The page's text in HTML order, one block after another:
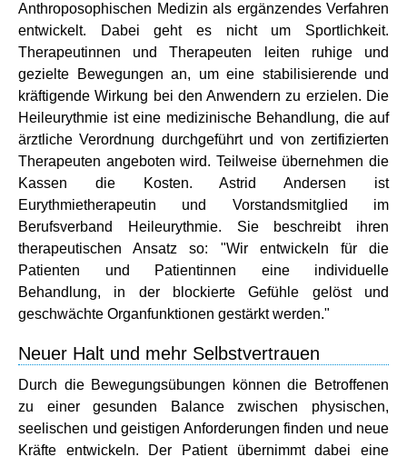
Anthroposophischen Medizin als ergänzendes Verfahren
entwickelt. Dabei geht es nicht um Sportlichkeit.
Therapeutinnen und Therapeuten leiten ruhige und
gezielte Bewegungen an, um eine stabilisierende und
kräftigende Wirkung bei den Anwendern zu erzielen. Die
Heileurythmie ist eine medizinische Behandlung, die auf
ärztliche Verordnung durchgeführt und von zertifizierten
Therapeuten angeboten wird. Teilweise übernehmen die
Kassen die Kosten. Astrid Andersen ist
Eurythmietherapeutin und Vorstandsmitglied im
Berufsverband Heileurythmie. Sie beschreibt ihren
therapeutischen Ansatz so: "Wir entwickeln für die
Patienten und Patientinnen eine individuelle
Behandlung, in der blockierte Gefühle gelöst und
geschwächte Organfunktionen gestärkt werden."
Neuer Halt und mehr Selbstvertrauen
Durch die Bewegungsübungen können die Betroffenen
zu einer gesunden Balance zwischen physischen,
seelischen und geistigen Anforderungen finden und neue
Kräfte entwickeln. Der Patient übernimmt dabei eine